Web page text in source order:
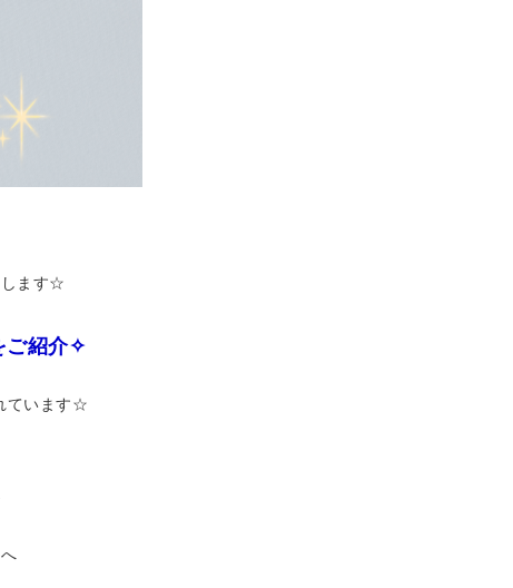
します☆
ご紹介✧
ています☆